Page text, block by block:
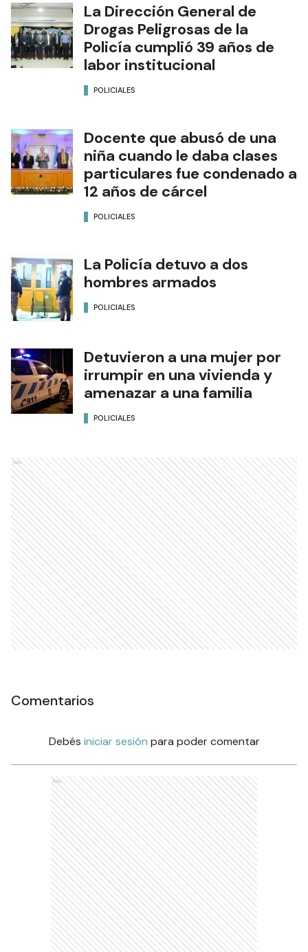
La Dirección General de
Drogas Peligrosas de la
Policía cumplió 39 años de
labor institucional
POLICIALES
Docente que abusó de una
niña cuando le daba clases
particulares fue condenado a
12 años de cárcel
POLICIALES
La Policía detuvo a dos
hombres armados
POLICIALES
Detuvieron a una mujer por
irrumpir en una vivienda y
amenazar a una familia
POLICIALES
Ads
Comentarios
Debés iniciar sesión para poder comentar
Ads